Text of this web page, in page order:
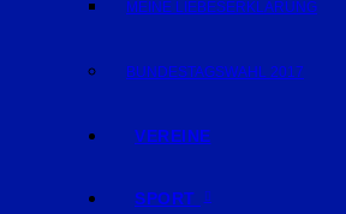
MEINE LIEBESERKLÄRUNG
BUNDESTAGSWAHL 2017
VEREINE
SPORT